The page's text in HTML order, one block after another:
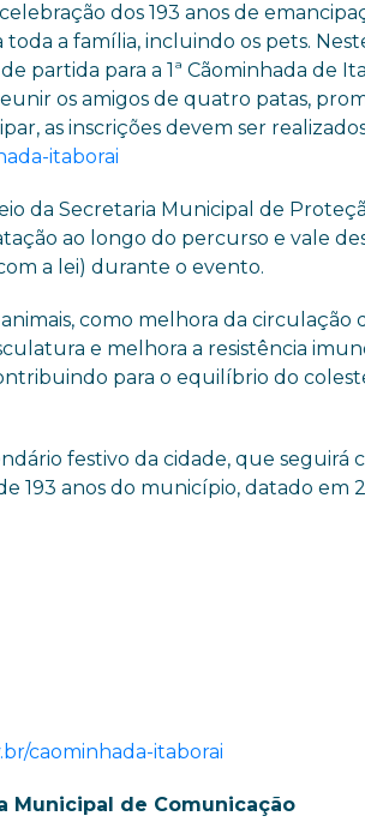
dos 193 anos de
a família, incluindo os pets.
partida para a 1ª Cãominhada de
os amigos de quatro patas,
as inscrições devem ser
itaborai
da Secretaria Municipal de
ao longo do percurso e vale
a lei) durante o evento.
como melhora da circulação
e melhora a resistência
para o equilíbrio do
festivo da cidade, que
193 anos do município, datado em
caominhada-itaborai
Municipal de Comunicação